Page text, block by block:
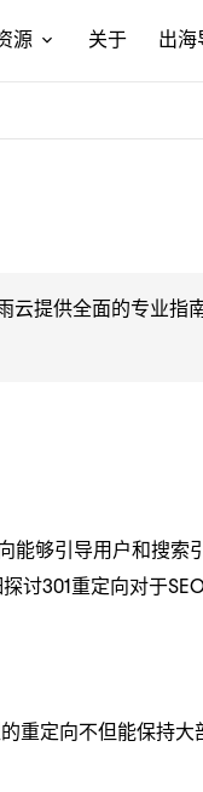
源 关于 出海
云提供全面的专业指
能够引导用户和搜索
讨301重定向对于
重定向不但能保持大